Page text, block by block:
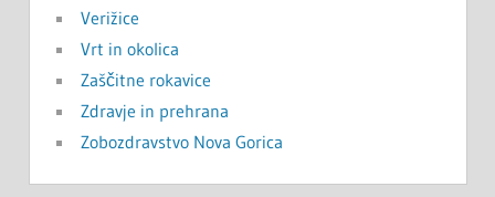
Verižice
Vrt in okolica
Zaščitne rokavice
Zdravje in prehrana
Zobozdravstvo Nova Gorica